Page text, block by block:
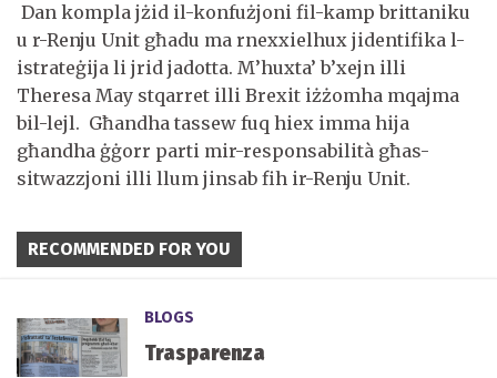
Dan kompla jżid il-konfużjoni fil-kamp brittaniku
u r-Renju Unit għadu ma rnexxielhux jidentifika l-
istrateġija li jrid jadotta. M’huxta’ b’xejn illi
Theresa May stqarret illi Brexit iżżomha mqajma
bil-lejl. Għandha tassew fuq hiex imma hija
għandha ġġorr parti mir-responsabilità għas-
sitwazzjoni illi llum jinsab fih ir-Renju Unit.
RECOMMENDED FOR YOU
BLOGS
Trasparenza